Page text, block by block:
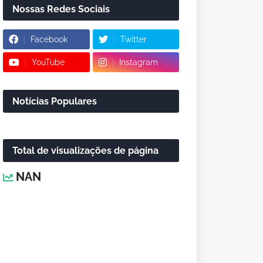
Nossas Redes Sociais
Facebook Twitter
YouTube Instagram
Notícias Populares
Total de visualizações de página
NAN